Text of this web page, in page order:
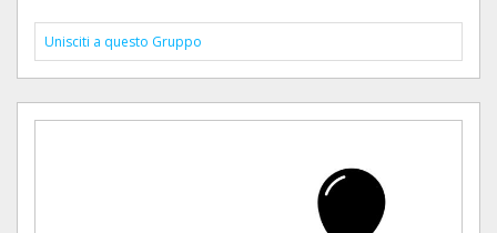
Unisciti a questo Gruppo